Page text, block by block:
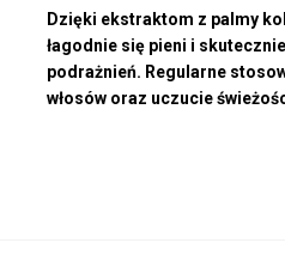
Dzięki ekstraktom z palmy
łagodnie się pieni i
podrażnień. Regularne
włosów oraz uczucie